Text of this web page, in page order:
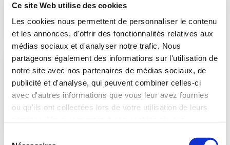
Ce site Web utilise des cookies
Les cookies nous permettent de personnaliser le contenu
et les annonces, d'offrir des fonctionnalités relatives aux
médias sociaux et d'analyser notre trafic. Nous
partageons également des informations sur l'utilisation de
notre site avec nos partenaires de médias sociaux, de
publicité et d'analyse, qui peuvent combiner celles-ci
avec d'autres informations que vous leur avez fournies
ou qu'ils ont collectées lors de votre utilisation de leurs
Christian CORNILLE
MEMBRE